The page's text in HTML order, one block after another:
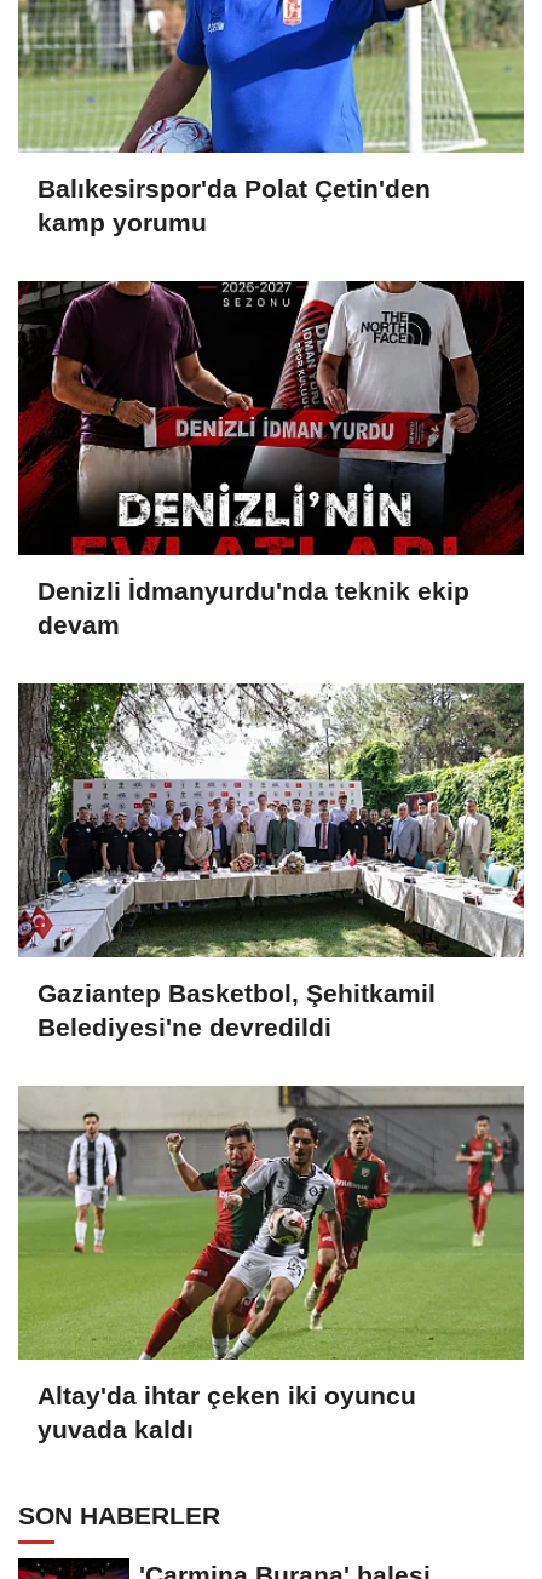
Balıkesirspor'da Polat Çetin'den
kamp yorumu
Denizli İdmanyurdu'nda teknik ekip
devam
Gaziantep Basketbol, Şehitkamil
Belediyesi'ne devredildi
Altay'da ihtar çeken iki oyuncu
yuvada kaldı
SON HABERLER